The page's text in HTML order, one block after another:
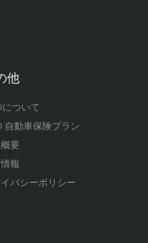
他
ついて
自動車保険プラン
要
報
バシーポリシー